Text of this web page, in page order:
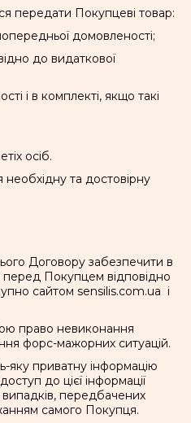
передати Покупцеві товар:
домовленості;
до видаткової
і в комплекті, якщо такі
осіб.
та достовірну
Договору забезпечити в
перед Покупцем відповідно
сайтом sensilis.com.ua і
право невиконання
форс-мажорних ситуацій.
яку приватну інформацію
до цієї інформації
передбачених
самого Покупця.